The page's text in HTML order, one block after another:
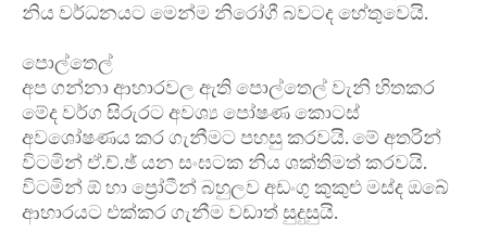
නිය වර්ධනයට මෙන්ම නිරෝගී බවටද හේතුවෙයි.
පොල්තෙල්
අප ගන්නා ආහාරවල ඇති පොල්තෙල් වැනි හිතකර
මේද වර්ග සිරුරට අවශ්‍ය පෝෂණ කොටස්
අවශෝෂණය කර ගැනීමට පහසු කරවයි. මේ අතරින්
විටමින් ඒ.ච්.ඡ් යන සංඝටක නිය ශක්තිමත් කරවයි.
විටමින් ඕ හා ප්‍රෝටීන් බහුලව අඩංගු කුකුළු මස්ද ඔබේ
ආහාරයට එක්කර ගැනීම වඩාත් සුදුසුයි.